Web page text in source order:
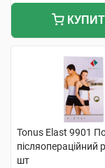
Tonus Elast 9901
післяопераційний
шт